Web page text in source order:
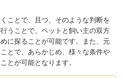
ことで、且つ、そのような判断を
うことで、ペットと飼い主の双方
に探ることが可能です。また、元
とで、あらかじめ、様々な条件や
とが可能となります。